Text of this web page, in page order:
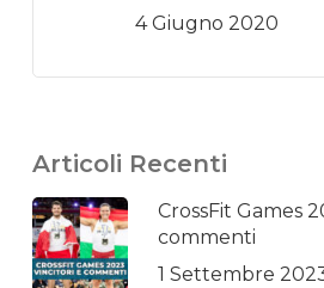
4 Giugno 2020
Articoli Recenti
CrossFit Games
commenti
1 Settembre